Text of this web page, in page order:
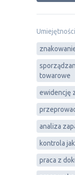
Umiejętności
towarowe
ewidencję
analiza
kontrola
praca z